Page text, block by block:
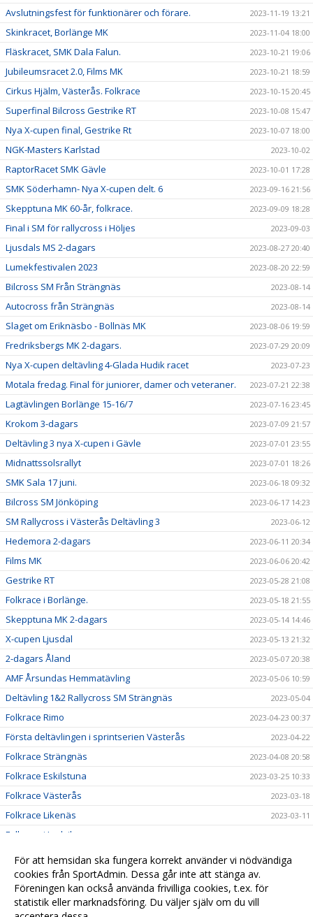
Avslutningsfest för funktionärer och förare. 2023-11-19 13:21
Skinkracet, Borlänge MK 2023-11-04 18:00
Fläskracet, SMK Dala Falun. 2023-10-21 19:06
Jubileumsracet 2.0, Films MK 2023-10-21 18:59
Cirkus Hjälm, Västerås. Folkrace 2023-10-15 20:45
Superfinal Bilcross Gestrike RT 2023-10-08 15:47
Nya X-cupen final, Gestrike Rt 2023-10-07 18:00
NGK-Masters Karlstad 2023-10-02
RaptorRacet SMK Gävle 2023-10-01 17:28
SMK Söderhamn- Nya X-cupen delt. 6 2023-09-16 21:56
Skepptuna MK 60-år, folkrace. 2023-09-09 18:28
Final i SM för rallycross i Höljes 2023-09-03
Ljusdals MS 2-dagars 2023-08-27 20:40
Lumekfestivalen 2023 2023-08-20 22:59
Bilcross SM Från Strängnäs 2023-08-14
Autocross från Strängnäs 2023-08-14
Slaget om Eriknäsbo - Bollnäs MK 2023-08-06 19:59
Fredriksbergs MK 2-dagars. 2023-07-29 20:09
Nya X-cupen deltävling 4-Glada Hudik racet 2023-07-23
Motala fredag. Final för juniorer, damer och veteraner. 2023-07-21 22:38
Lagtävlingen Borlänge 15-16/7 2023-07-16 23:45
Krokom 3-dagars 2023-07-09 21:57
Deltävling 3 nya X-cupen i Gävle 2023-07-01 23:55
Midnattssolsrallyt 2023-07-01 18:26
SMK Sala 17 juni. 2023-06-18 09:32
Bilcross SM Jönköping 2023-06-17 14:23
SM Rallycross i Västerås Deltävling 3 2023-06-12
Hedemora 2-dagars 2023-06-11 20:34
Films MK 2023-06-06 20:42
Gestrike RT 2023-05-28 21:08
Folkrace i Borlänge. 2023-05-18 21:55
Skepptuna MK 2-dagars 2023-05-14 14:46
X-cupen Ljusdal 2023-05-13 21:32
2-dagars Åland 2023-05-07 20:38
AMF Årsundas Hemmatävling 2023-05-06 10:59
Deltävling 1&2 Rallycross SM Strängnäs 2023-05-04
Folkrace Rimo 2023-04-23 00:37
Första deltävlingen i sprintserien Västerås 2023-04-22
Folkrace Strängnäs 2023-04-08 20:58
Folkrace Eskilstuna 2023-03-25 10:33
Folkrace Västerås 2023-03-18
Folkrace Likenäs 2023-03-11
Folkrace i Ludvika
Till alla våra medlemmar 2023-01-05 16:19
Resultat Lumekfestivalen 2022 2022-11-25 18:45
A Final Seniorer Vimmerby 2022-11-25 18:41
För att hemsidan ska fungera korrekt använder vi nödvändiga
cookies från SportAdmin. Dessa går inte att stänga av.
Föreningen kan också använda frivilliga cookies, t.ex. för
statistik eller marknadsföring. Du väljer själv om du vill